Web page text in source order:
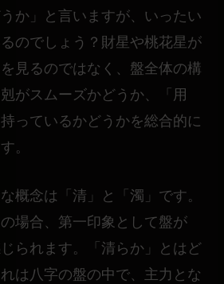
うか」と言いますが、いったい
のでしょう？財星や桃花星が
見るのではなく、盤全体の構
がスムーズかどうか、「用
っているかどうかを総合的に
。
概念は「清」と「濁」です。
場合、第一印象として盤が
じられます。「清らか」とはど
は八字の盤の中で、主力とな